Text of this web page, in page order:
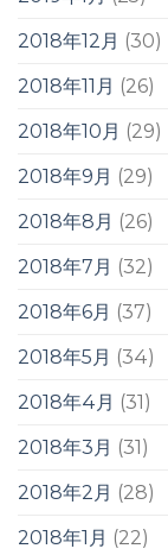
2018年12月 (30)
2018年11月 (26)
2018年10月 (29)
2018年9月 (29)
2018年8月 (26)
2018年7月 (32)
2018年6月 (37)
2018年5月 (34)
2018年4月 (31)
2018年3月 (31)
2018年2月 (28)
2018年1月 (22)